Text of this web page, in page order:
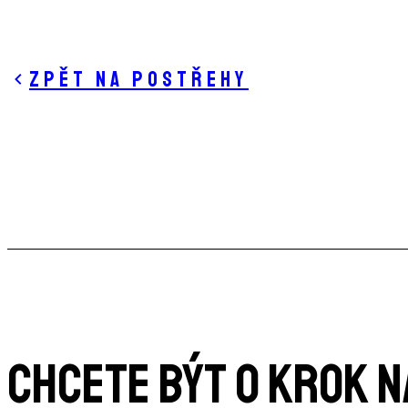
Zpět na postřehy
CHCETE BÝT O KROK